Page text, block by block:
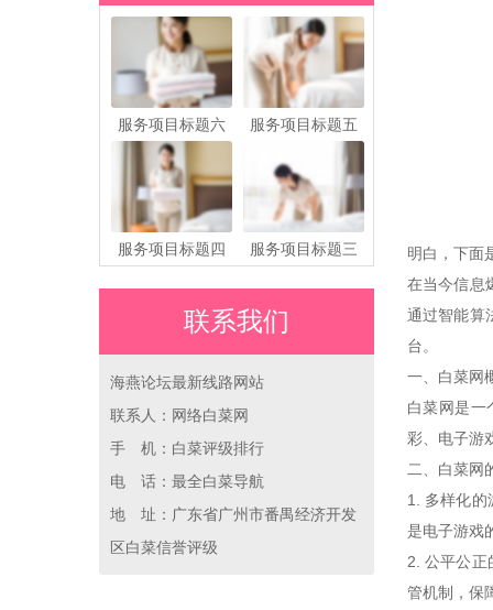
服务项目标题六 服务项目标题五
服务项目标题四 服务项目标题三
联系我们
海燕论坛最新线路网站
联系人：网络白菜网
手 机：白菜评级排行
电 话：最全白菜导航
地 址：广东省广州市番禺经济开发
区白菜信誉评级
明白，下面
在当今信息
通过智能算
台。
一、白菜网
白菜网是一
彩、电子游
二、白菜网
1. 多样化的
是电子游戏
2. 公平公正
管机制，保